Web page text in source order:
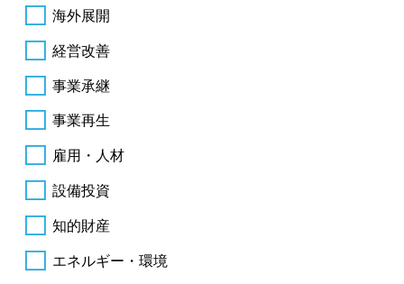
海外展開
経営改善
事業承継
事業再生
雇用・人材
設備投資
知的財産
エネルギー・環境